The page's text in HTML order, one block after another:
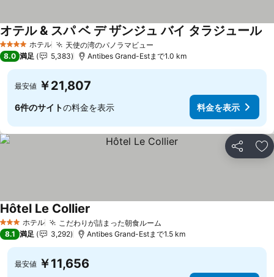
4 ホテルのランク
ホテル 天使の湾のパノラマビュー
オテル & スパ ベ デ ザンジュ バイ タラジュール
8.0 満足 5,383 Antibes Grand-Estまで1.0 km
最安値 ￥21,807
6件のサイトの料金を表示 料金を表示
シェア お
3 ホテルのランク
ホテル こだわりが詰まった朝食ルーム
Hôtel Le Collier
8.1 満足 3,292 Antibes Grand-Estまで1.5 km
最安値 ￥11,656